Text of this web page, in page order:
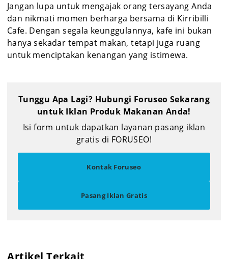
Jangan lupa untuk mengajak orang tersayang Anda
dan nikmati momen berharga bersama di Kirribilli
Cafe. Dengan segala keunggulannya, kafe ini bukan
hanya sekadar tempat makan, tetapi juga ruang
untuk menciptakan kenangan yang istimewa.
Tunggu Apa Lagi? Hubungi Foruseo Sekarang
untuk Iklan Produk Makanan Anda!
Isi form untuk dapatkan layanan pasang iklan
gratis di FORUSEO!
Kontak Foruseo
Pasang Iklan Gratis